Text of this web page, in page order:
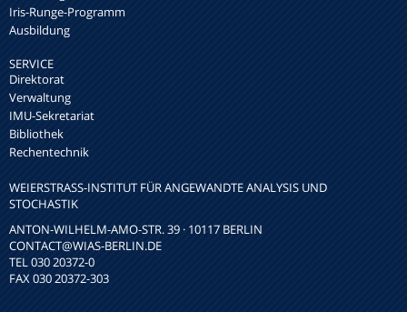
Iris-Runge-Programm
Ausbildung
SERVICE
Direktorat
Verwaltung
IMU-Sekretariat
Bibliothek
Rechentechnik
WEIERSTRASS-INSTITUT FÜR ANGEWANDTE ANALYSIS UND S
TOCHASTIK
ANTON-WILHELM-AMO-STR. 39 · 10117 BERLIN
CONTACT@WIAS-BERLIN.DE
TEL 030 20372-0
FAX 030 20372-303